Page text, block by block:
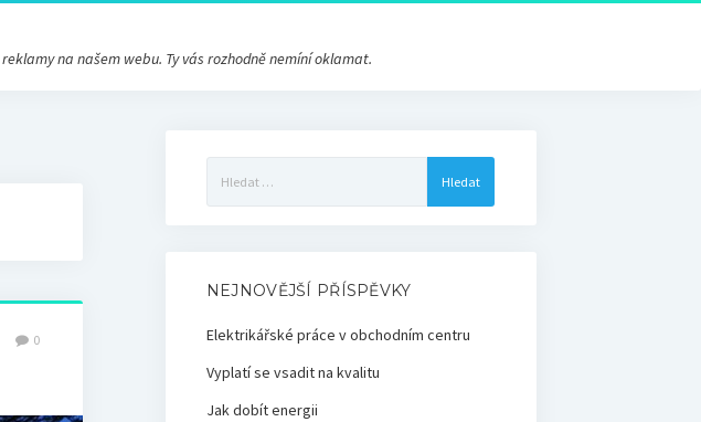
na našem webu. Ty vás rozhodně nemíní oklamat.
0
NEJNOVĚJŠÍ PŘÍSPĚVKY
Elektrikářské práce v obchodním centru
Vyplatí se vsadit na kvalitu
Jak dobít energii